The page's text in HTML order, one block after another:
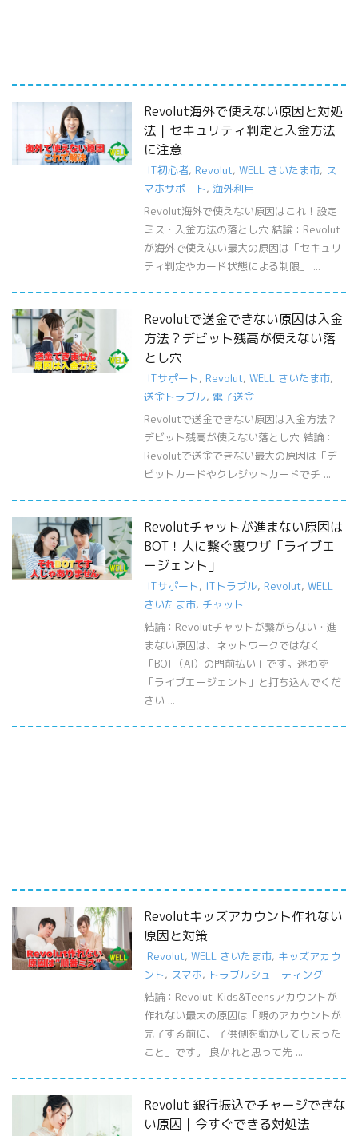
Revolut海外で使えない原因と対処
法｜セキュリティ判定と入金方法
に注意
IT初心者, Revolut, WELL さいたま市, ス
マホサポート, 海外利用
Revolut海外で使えない原因はこれ！設定
ミス・入金方法の落とし穴 結論：Revolut
が海外で使えない最大の原因は「セキュリ
ティ判定やカード状態による制限」 ...
Revolutで送金できない原因は入金
方法？デビット残高が使えない落
とし穴
ITサポート, Revolut, WELL さいたま市,
送金トラブル, 電子送金
Revolutで送金できない原因は入金方法？
デビット残高が使えない落とし穴 結論：
Revolutで送金できない最大の原因は「デ
ビットカードやクレジットカードでチ ...
Revolutチャットが進まない原因は
BOT！人に繋ぐ裏ワザ「ライブエ
ージェント」
ITサポート, ITトラブル, Revolut, WELL
さいたま市, チャット
結論：Revolutチャットが繋がらない・進
まない原因は、ネットワークではなく
「BOT（AI）の門前払い」です。迷わず
「ライブエージェント」と打ち込んでくだ
さい ...
Revolutキッズアカウント作れない
原因と対策
Revolut, WELL さいたま市, キッズアカウ
ント, スマホ, トラブルシューティング
結論：Revolut-Kids&Teensアカウントが
作れない最大の原因は「親のアカウントが
完了する前に、子供側を動かしてしまった
こと」です。 良かれと思って先 ...
Revolut 銀行振込でチャージできな
い原因｜今すぐできる対処法